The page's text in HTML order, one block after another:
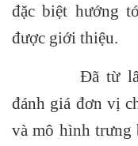
đặc biệt hướng
được giới thiệu.
Đã từ
đánh giá đơn vị
và mô hình trưng